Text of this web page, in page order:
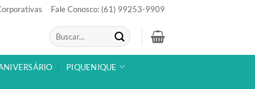
Fale Conosco: (61) 99253-9909
Pesquisar
por:
PIQUENIQUE